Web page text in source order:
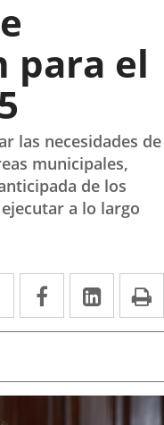
para el
las necesidades de
municipales,
de los
a lo largo
Twitter
Enlace Facebook
Enlace
a
aplicación
Enlace
a